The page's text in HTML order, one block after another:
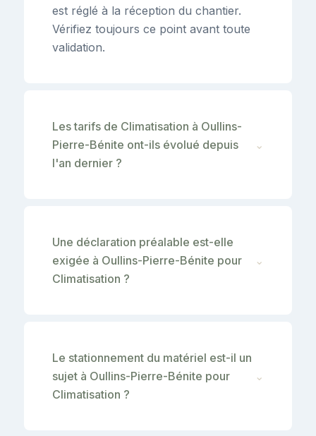
est réglé à la réception du chantier.
Vérifiez toujours ce point avant toute
validation.
Les tarifs de Climatisation à Oullins-
Pierre-Bénite ont-ils évolué depuis
l'an dernier ?
⌄
Une déclaration préalable est-elle
exigée à Oullins-Pierre-Bénite pour
Climatisation ?
⌄
Le stationnement du matériel est-il un
sujet à Oullins-Pierre-Bénite pour
Climatisation ?
⌄